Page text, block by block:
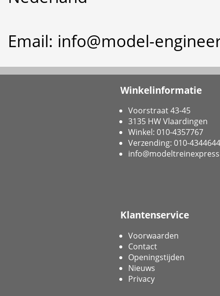
Email: info@model-
Winkelinformatie
Voorstraat 43-45
3135 HW Vlaardingen
Winkel: 010-4357767
Verzending: 010-4344644
Klantenservice
Voorwaarden
Contact
Openingstijden
Nieuws
Privacy